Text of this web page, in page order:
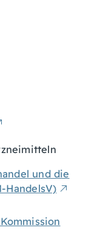
und die
HandelsV)